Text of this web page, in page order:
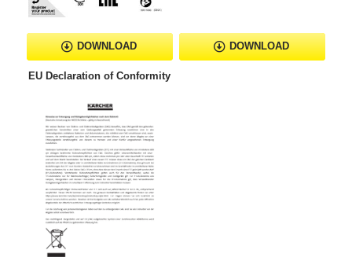
DOWNLOAD DOWNLOAD
EU Declaration of Conformity